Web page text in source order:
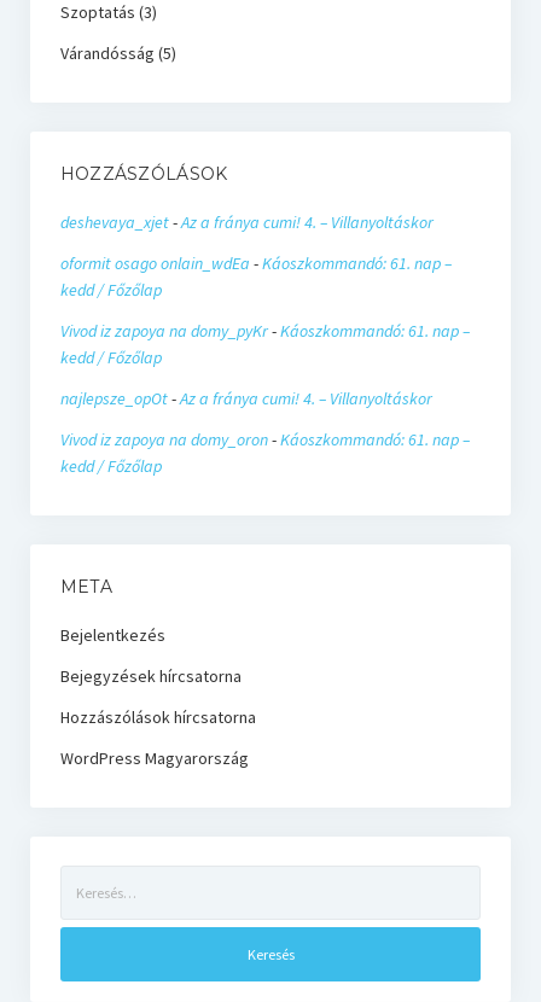
Szoptatás (3)
Várandósság (5)
HOZZÁSZÓLÁSOK
deshevaya_xjet-Az a fránya cumi! 4. – Villanyoltáskor
oformit osago onlain_wdEa -Káoszkommandó: 61. nap –
kedd / Főzőlap
Vivod iz zapoya na domy_pyKr-Káoszkommandó: 61. nap –
kedd / Főzőlap
najlepsze_opOt-Az a fránya cumi! 4. – Villanyoltáskor
Vivod iz zapoya na domy_oron-Káoszkommandó: 61. nap –
kedd / Főzőlap
META
Bejelentkezés
Bejegyzések hírcsatorna
Hozzászólások hírcsatorna
WordPress Magyarország